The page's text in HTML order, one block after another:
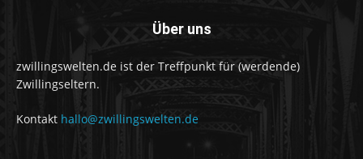
Über uns
zwillingswelten.de ist der Treffpunkt für (werdende)
Zwillingseltern.
Kontakt hallo@zwillingswelten.de